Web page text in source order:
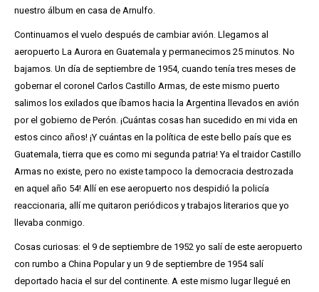
nuestro álbum en casa de Arnulfo.
Continuamos el vuelo después de cambiar avión. Llegamos al
aeropuerto La Aurora en Guatemala y permanecimos 25 minutos. No
bajamos. Un día de septiembre de 1954, cuando tenía tres meses de
gobernar el coronel Carlos Castillo Armas, de este mismo puerto
salimos los exilados que íbamos hacia la Argentina llevados en avión
por el gobierno de Perón. ¡Cuántas cosas han sucedido en mi vida en
estos cinco años! ¡Y cuántas en la política de este bello país que es
Guatemala, tierra que es como mi segunda patria! Ya el traidor Castillo
Armas no existe, pero no existe tampoco la democracia destrozada
en aquel año 54! Allí en ese aeropuerto nos despidió la policía
reaccionaria, allí me quitaron periódicos y trabajos literarios que yo
llevaba conmigo.
Cosas curiosas: el 9 de septiembre de 1952 yo salí de este aeropuerto
con rumbo a China Popular y un 9 de septiembre de 1954 salí
deportado hacia el sur del continente. A este mismo lugar llegué en